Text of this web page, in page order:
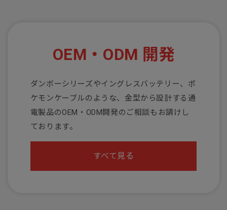
OEM・ODM 開発
ダンボーシリーズやイングレスバッテリー、ポ
ケモンケーブルのような、金型から設計する通
電製品のOEM・ODM開発のご相談もお請けし
ております。
すべて見る